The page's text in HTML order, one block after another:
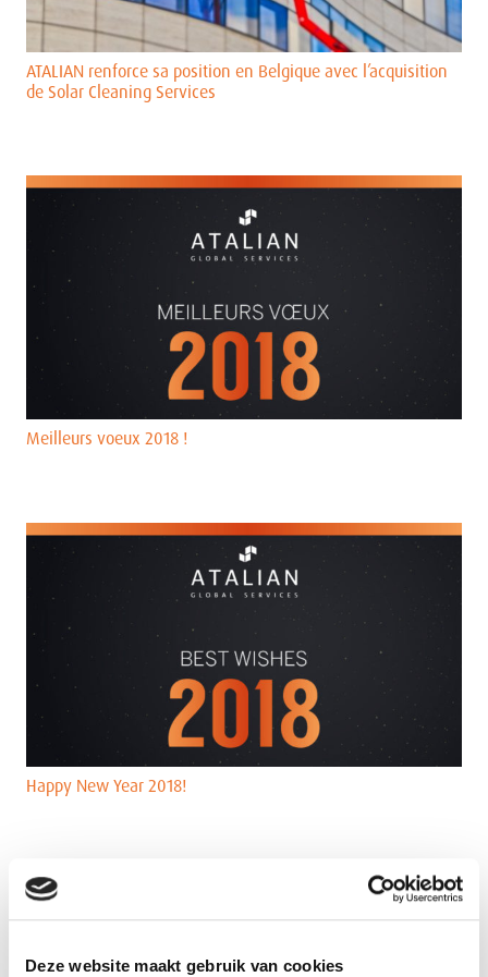
Deze website maakt gebruik van cookies
ATALIAN renforce sa position en Belgique avec l’acquisition
de Solar Cleaning Services
Meilleurs voeux 2018 !
Happy New Year 2018!